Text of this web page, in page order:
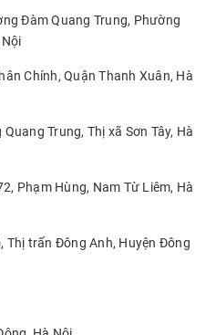
Đàm Quang Trung, Phường
Chính, Quận Thanh Xuân, Hà
Trung, Thị xã Sơn Tây, Hà
Phạm Hùng, Nam Từ Liêm, Hà
Thị trấn Đông Anh, Huyện Đông